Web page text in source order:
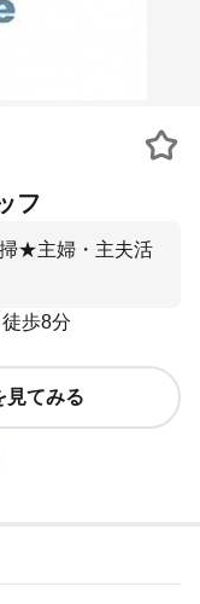
フ
掃★主婦・主夫活
歩8分
見てみる